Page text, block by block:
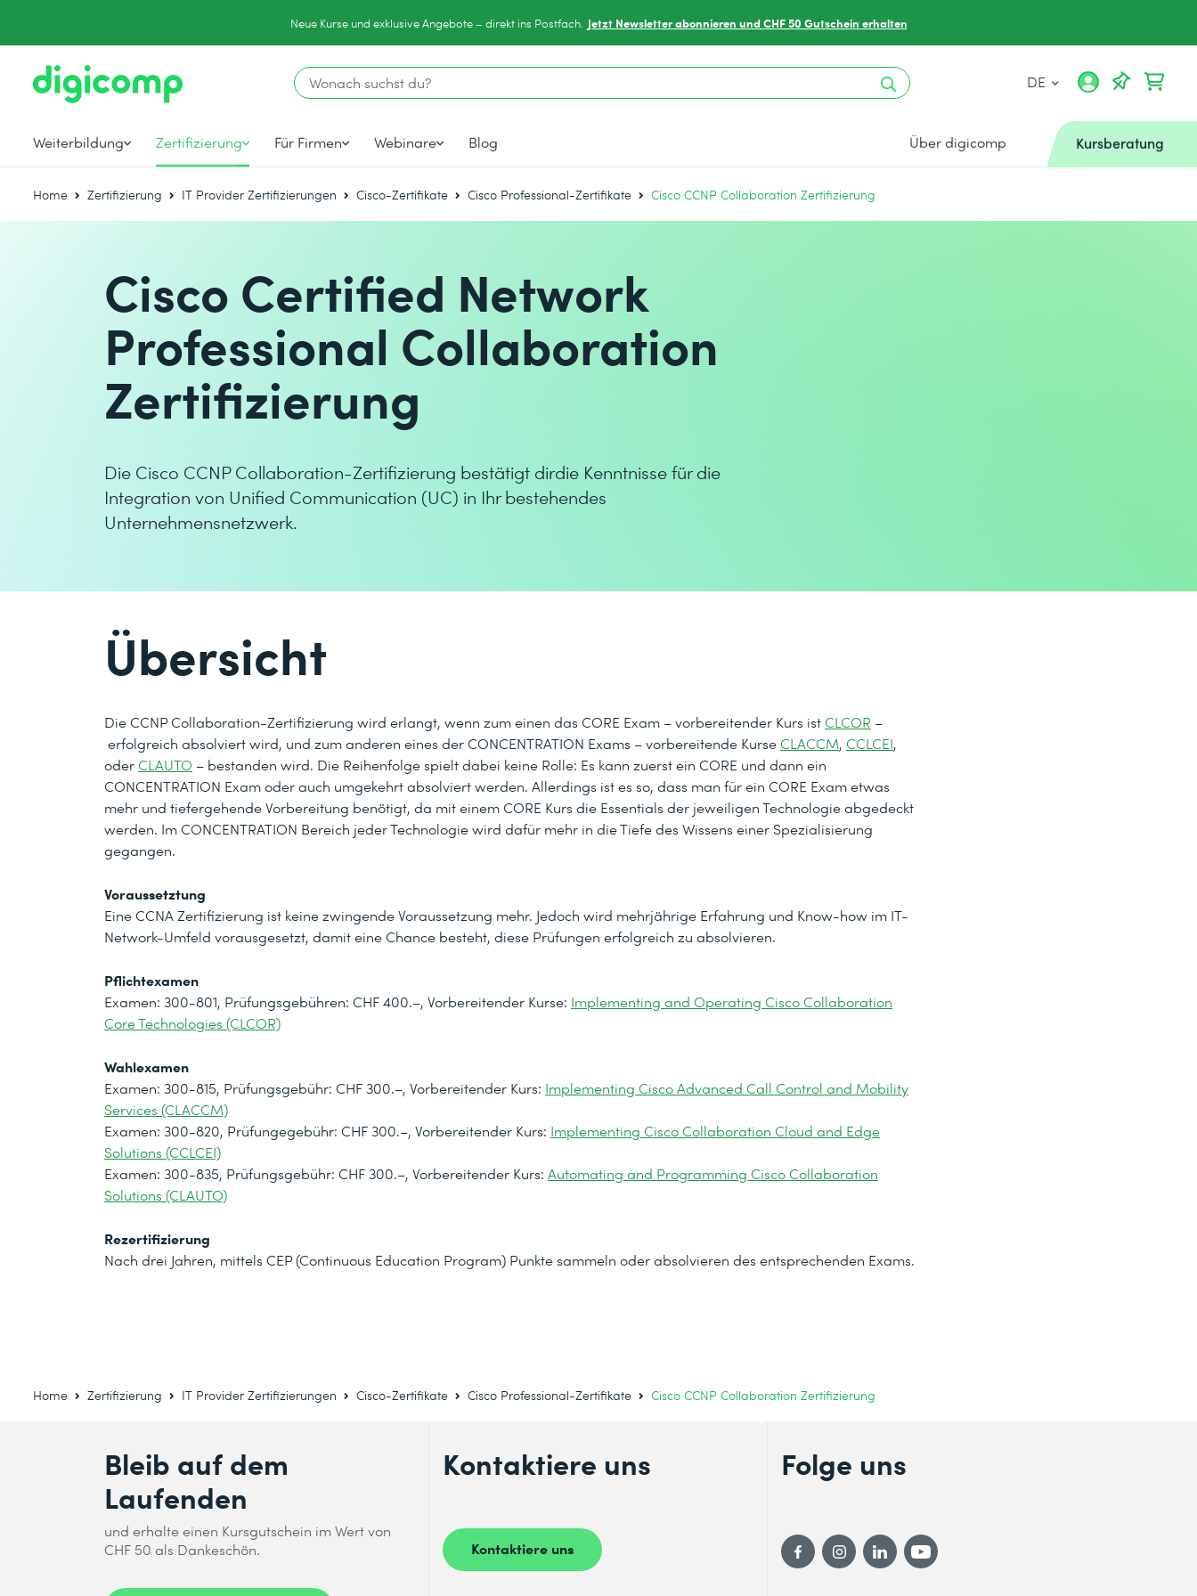
Neue Kurse und exklusive Angebote – direkt ins Postfach. Jetzt Newsletter abonnieren und CHF 50 Gutschein erhalten
DE
Weiterbildung Zertifizierung Für Firmen Webinare Blog Über digicomp Kursberatung
Home Zertifizierung IT Provider Zertifizierungen Cisco-Zertifikate Cisco Professional-Zertifikate Cisco CCNP Collaboration Zertifizierung
Cisco Certified Network
Professional Collaboration
Zertifizierung
Die Cisco CCNP Collaboration-Zertifizierung bestätigt dirdie Kenntnisse für die
Integration von Unified Communication (UC) in Ihr bestehendes
Unternehmensnetzwerk.
Übersicht
Die CCNP Collaboration-Zertifizierung wird erlangt, wenn zum einen das CORE Exam – vorbereitender Kurs istCLCOR –
erfolgreich absolviert wird, und zum anderen eines der CONCENTRATION Exams – vorbereitende KurseCLACCM, CCLCEI,
oderCLAUTO – bestanden wird. Die Reihenfolge spielt dabei keine Rolle: Es kann zuerst ein CORE und dann ein
CONCENTRATION Exam oder auch umgekehrt absolviert werden. Allerdings ist es so, dass man für ein CORE Exam etwas
mehr und tiefergehende Vorbereitung benötigt, da mit einem CORE Kurs die Essentials der jeweiligen Technologie abgedeckt
werden. Im CONCENTRATION Bereich jeder Technologie wird dafür mehr in die Tiefe des Wissens einer Spezialisierung
gegangen.
Voraussetztung
Eine CCNA Zertifizierung ist keine zwingende Voraussetzung mehr. Jedoch wird mehrjährige Erfahrung und Know-how im IT-
Network-Umfeld vorausgesetzt, damit eine Chance besteht, diese Prüfungen erfolgreich zu absolvieren.
Pflichtexamen
Examen: 300-801, Prüfungsgebühren: CHF 400.–, Vorbereitender Kurse: Implementing and Operating Cisco Collaboration
Core Technologies (CLCOR)
Wahlexamen
Examen: 300-815, Prüfungsgebühr: CHF 300.–, Vorbereitender Kurs: Implementing Cisco Advanced Call Control and Mobility
Services (CLACCM)
Examen: 300-820, Prüfungegebühr: CHF 300.–, Vorbereitender Kurs: Implementing Cisco Collaboration Cloud and Edge
Solutions (CCLCEI)
Examen: 300-835, Prüfungsgebühr: CHF 300.–, Vorbereitender Kurs: Automating and Programming Cisco Collaboration
Solutions (CLAUTO)
Rezertifizierung
Nach drei Jahren, mittels CEP (Continuous Education Program) Punkte sammeln oder absolvieren des entsprechenden Exams.
Home Zertifizierung IT Provider Zertifizierungen Cisco-Zertifikate Cisco Professional-Zertifikate Cisco CCNP Collaboration Zertifizierung
Bleib auf dem
Laufenden
und erhalte einen Kursgutschein im Wert von
CHF 50 als Dankeschön.
Kontaktiere uns
Kontaktiere uns
Folge uns